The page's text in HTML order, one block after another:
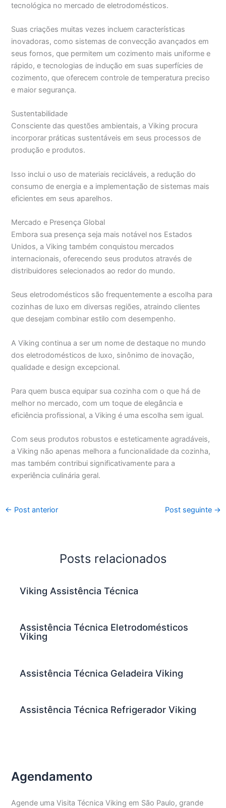
tecnológica no mercado de eletrodomésticos.
Suas criações muitas vezes incluem características
inovadoras, como sistemas de convecção avançados em
seus fornos, que permitem um cozimento mais uniforme e
rápido, e tecnologias de indução em suas superfícies de
cozimento, que oferecem controle de temperatura preciso
e maior segurança.
Sustentabilidade
Consciente das questões ambientais, a Viking procura
incorporar práticas sustentáveis em seus processos de
produção e produtos.
Isso inclui o uso de materiais recicláveis, a redução do
consumo de energia e a implementação de sistemas mais
eficientes em seus aparelhos.
Mercado e Presença Global
Embora sua presença seja mais notável nos Estados
Unidos, a Viking também conquistou mercados
internacionais, oferecendo seus produtos através de
distribuidores selecionados ao redor do mundo.
Seus eletrodomésticos são frequentemente a escolha para
cozinhas de luxo em diversas regiões, atraindo clientes
que desejam combinar estilo com desempenho.
A Viking continua a ser um nome de destaque no mundo
dos eletrodomésticos de luxo, sinônimo de inovação,
qualidade e design excepcional.
Para quem busca equipar sua cozinha com o que há de
melhor no mercado, com um toque de elegância e
eficiência profissional, a Viking é uma escolha sem igual.
Com seus produtos robustos e esteticamente agradáveis,
a Viking não apenas melhora a funcionalidade da cozinha,
mas também contribui significativamente para a
experiência culinária geral.
← Post anterior Post seguinte →
Posts relacionados
Viking Assistência Técnica
Assistência Técnica Eletrodomésticos
Viking
Assistência Técnica Geladeira Viking
Assistência Técnica Refrigerador Viking
Agendamento
Agende uma Visita Técnica Viking em São Paulo, grande